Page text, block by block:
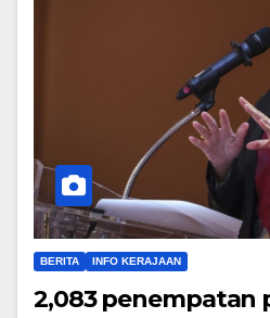
BERITA INFO KERAJAAN
2,083 penempatan